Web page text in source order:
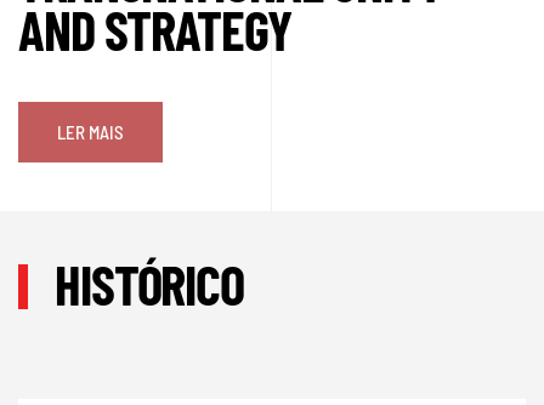
AND STRATEGY
LER MAIS
HISTÓRICO